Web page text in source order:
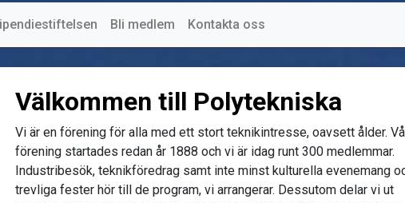
Bli medlem Kontakta oss
Välkommen till Polytekniska
Vi är en förening för alla med ett stort teknikintresse, oavsett ålder.
förening startades redan år 1888 och vi är idag runt 300 medlemmar.
Industribesök, teknikföredrag samt inte minst kulturella evenemang
trevliga fester hör till de program, vi arrangerar. Dessutom delar vi ut